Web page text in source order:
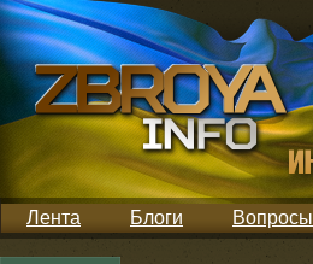
Лента Блоги Вопросы